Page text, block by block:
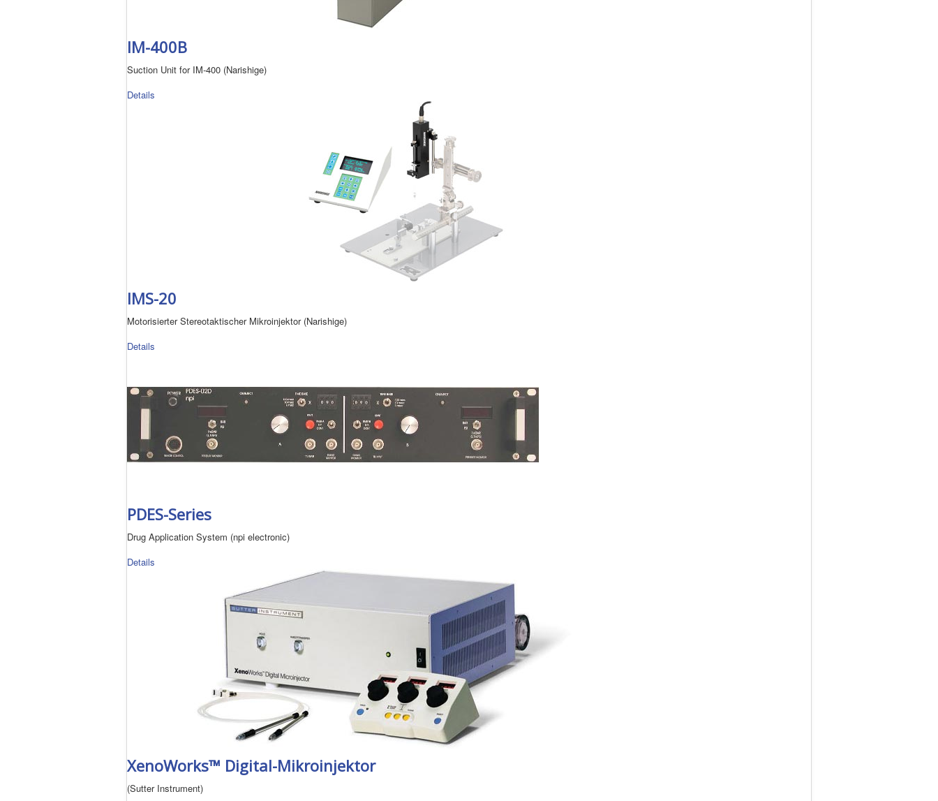
IM-400B
Suction Unit for IM-400 (Narishige)
Details
IMS-20
Motorisierter Stereotaktischer Mikroinjektor (Narishige)
Details
PDES-Series
Drug Application System (npi electronic)
Details
XenoWorks™ Digital-Mikroinjektor
(Sutter Instrument)